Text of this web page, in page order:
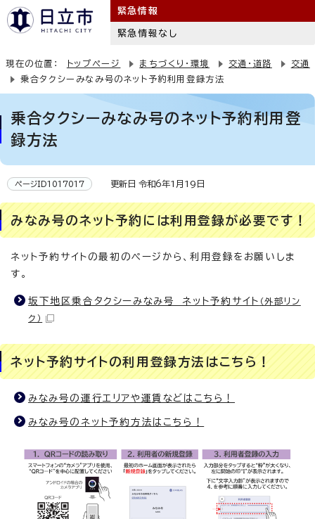
緊急情報
緊急情報なし
現在の位置： トップページ まちづくり・環境 交通・道路
交通
乗合タクシーみなみ号のネット予約利用登録方法
乗合タクシーみなみ号のネット予約利用登
録方法
ページID1017017 更新日 令和6年1月19日
みなみ号のネット予約には利用登録が必要です！
ネット予約サイトの最初のページから、利用登録をお願いしま
す。
坂下地区乗合タクシーみなみ号 ネット予約サイト （外部リン
ク）
ネット予約サイトの利用登録方法はこちら！
みなみ号の運行エリアや運賃などはこちら！
みなみ号のネット予約方法はこちら！